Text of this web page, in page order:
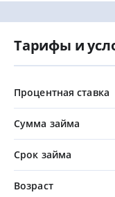
Тарифы и
Процентная ставка
Сумма займа
Срок займа
Возраст